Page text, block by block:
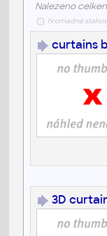
Nalezeno
hromadné
curtains
3D